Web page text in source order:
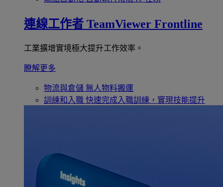
連線工作者 TeamViewer Frontline
工業擴增實境極大提升工作效率。
瞭解更多
物流與倉儲 無人物料搬運
訓練和入職 快速完成入職訓練，實現技能提升